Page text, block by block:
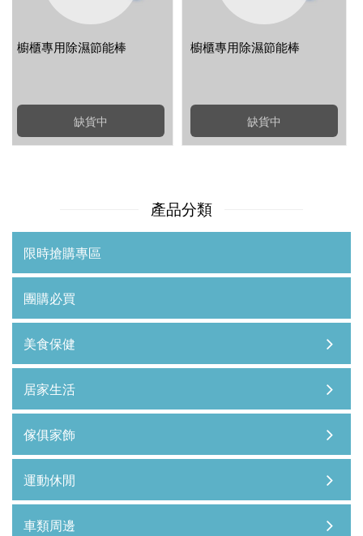
缺貨中
櫥櫃專用除濕節能棒
缺貨中
櫥櫃專用除濕節能棒
產品分類
限時搶購專區
團購必買
美食保健
居家生活
傢俱家飾
運動休閒
車類周邊